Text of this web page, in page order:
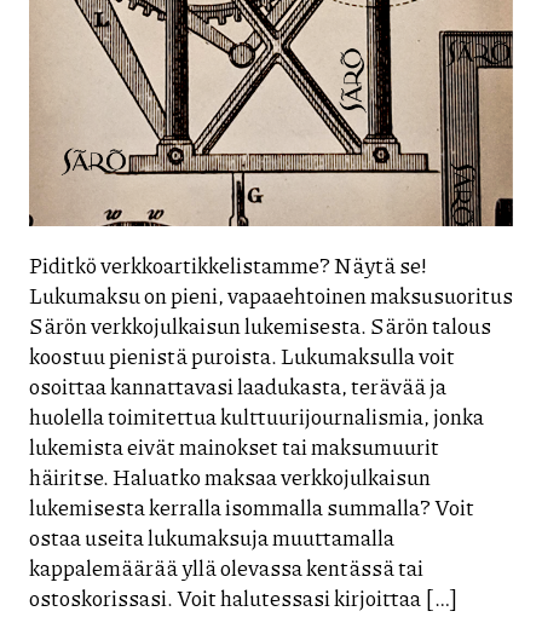
Piditkö verkkoartikkelistamme? Näytä se!
Lukumaksu on pieni, vapaaehtoinen maksusuoritus
Särön verkkojulkaisun lukemisesta. Särön talous
koostuu pienistä puroista. Lukumaksulla voit
osoittaa kannattavasi laadukasta, terävää ja
huolella toimitettua kulttuurijournalismia, jonka
lukemista eivät mainokset tai maksumuurit
häiritse. Haluatko maksaa verkkojulkaisun
lukemisesta kerralla isommalla summalla? Voit
ostaa useita lukumaksuja muuttamalla
kappalemäärää yllä olevassa kentässä tai
ostoskorissasi. Voit halutessasi kirjoittaa […]